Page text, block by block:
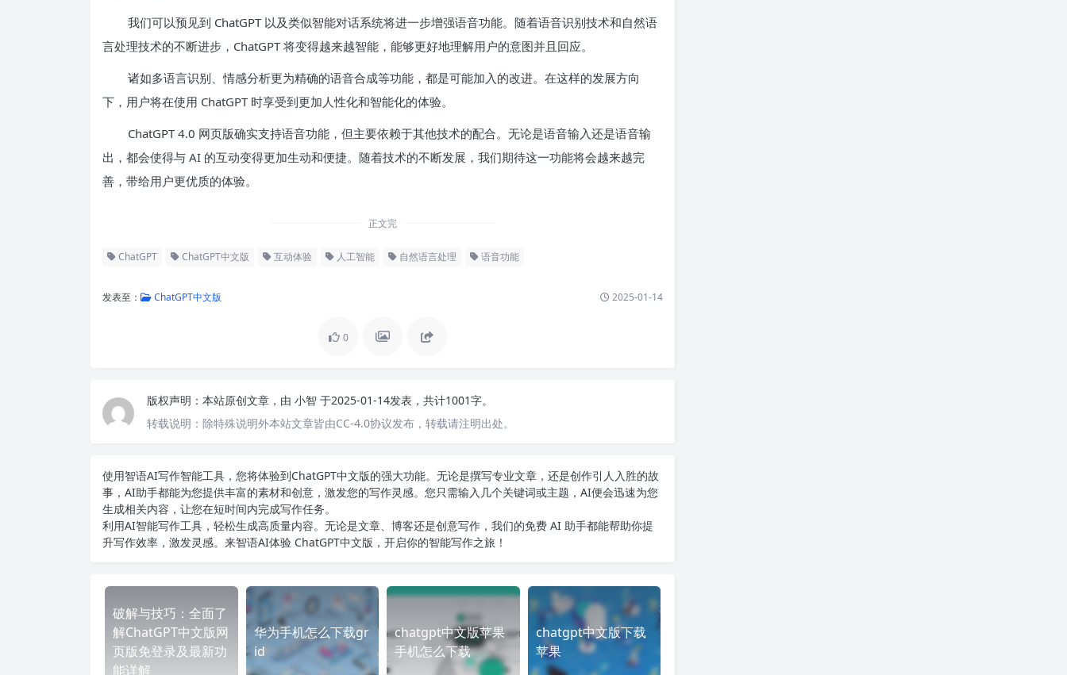
我们可以预见到 ChatGPT 以及类似智能对话系统将进一步增强语音功能。随着语音识别技术和自然语
言处理技术的不断进步，ChatGPT 将变得越来越智能，能够更好地理解用户的意图并且回应。
诸如多语言识别、情感分析更为精确的语音合成等功能，都是可能加入的改进。在这样的发展方向
下，用户将在使用 ChatGPT 时享受到更加人性化和智能化的体验。
ChatGPT 4.0 网页版确实支持语音功能，但主要依赖于其他技术的配合。无论是语音输入还是语音输
出，都会使得与 AI 的互动变得更加生动和便捷。随着技术的不断发展，我们期待这一功能将会越来越完
善，带给用户更优质的体验。
正文完
ChatGPT ChatGPT中文版 互动体验 人工智能 自然语言处理 语音功能
发表至： ChatGPT中文版 2025-01-14
0
版权声明： 本站原创文章，由 小智 于2025-01-14发表，共计1001字。
转载说明： 除特殊说明外本站文章皆由CC-4.0协议发布，转载请注明出处。
使用智语AI写作智能工具，您将体验到ChatGPT中文版的强大功能。无论是撰写专业文章，还是创作引人入胜的故
事，AI助手都能为您提供丰富的素材和创意，激发您的写作灵感。您只需输入几个关键词或主题，AI便会迅速为您
生成相关内容，让您在短时间内完成写作任务。
利用AI智能写作工具，轻松生成高质量内容。无论是文章、博客还是创意写作，我们的免费 AI 助手都能帮助你提
升写作效率，激发灵感。来智语AI体验 ChatGPT中文版 ，开启你的智能写作之旅！
破解与技巧：全面了
解ChatGPT中文版网
页版免登录及最新功
能详解
华为手机怎么下载gr
id
chatgpt中文版苹果
手机怎么下载
chatgpt中文版下载
苹果